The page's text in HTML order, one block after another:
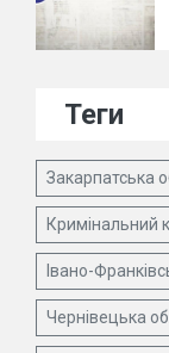
Теги
Закарпатська
Кримінальний
Івано-
Чернівецька